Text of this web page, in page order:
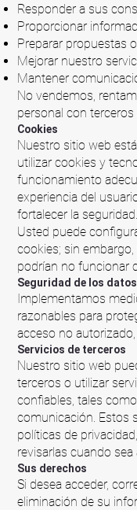
Responder a sus
Proporcionar
Preparar propuestas
Mejorar nuestro
Mantener
No vendemos,
personal con
Cookies
Nuestro sitio web
utilizar cookies y
funcionamiento
experiencia del
fortalecer la seguridad.
Usted puede
cookies; sin
podrían no funcionar
Seguridad de los datos
Implementamos
razonables para
acceso no
Servicios de terceros
Nuestro sitio web
terceros o utilizar
confiables, tales
comunicación. Estos
políticas de
revisarlas cuando sea
Sus derechos
Si desea acceder,
eliminación de su